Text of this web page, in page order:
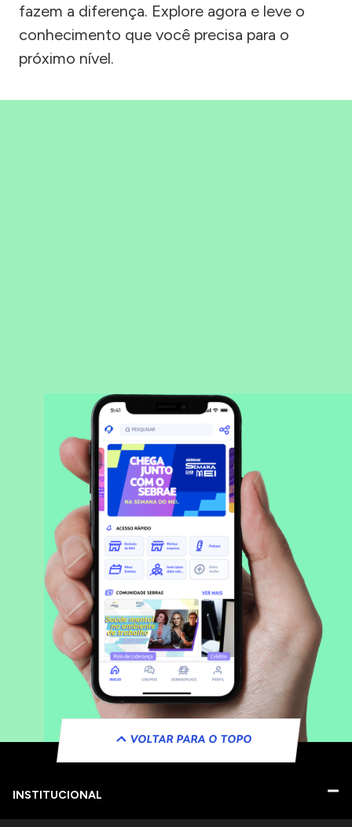
fazem a diferença. Explore agora e leve o
conhecimento que você precisa para o
próximo nível.
VOLTAR PARA O TOPO
INSTITUCIONAL